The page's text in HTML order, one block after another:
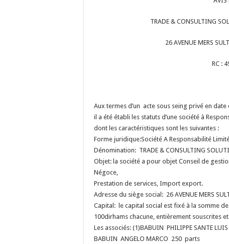
TRADE & CONSULTING
26 AVENUE MERS
RC :
Aux termes d’un acte sous seing privé en date
il a été établi les statuts d’une société à
dont les caractéristiques sont les suivantes :
Forme juridique:Société A Responsabilité
Dénomination: TRADE & CONSULTING
Objet: la société a pour objet Conseil de
Négoce,
Prestation de services, Import export.
Adresse du siège social: 26 AVENUE MERS
Capital: le capital social est fixé à la somme de
100dirhams chacune, entièrement souscrites
Les associés: (1)BABUIN PHILIPPE SANTE
BABUIN ANGELO MARCO 250 parts